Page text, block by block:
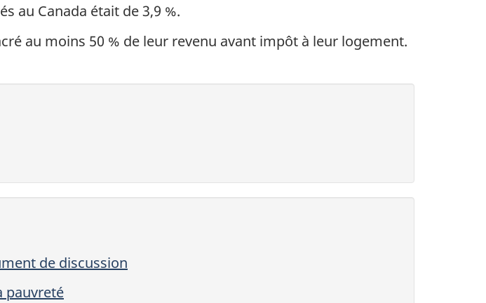
au Canada était de 3,9 %.
au moins 50 % de leur revenu avant impôt à leur logement.
de discussion
pauvreté